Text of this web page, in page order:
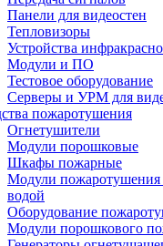
Панели для видеостен
Тепловизоры
Устройства
Модули и ПО
Тестовое оборудование
Серверы и УРМ для
пожаротушения
Огнетушители
Модули порошковые
Шкафы пожарные
Модули пожаротушения
водой
Оборудование
Модули порошкового